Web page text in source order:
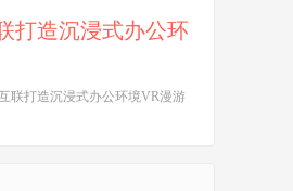
打造沉浸式办公环
联打造沉浸式办公环境VR漫游